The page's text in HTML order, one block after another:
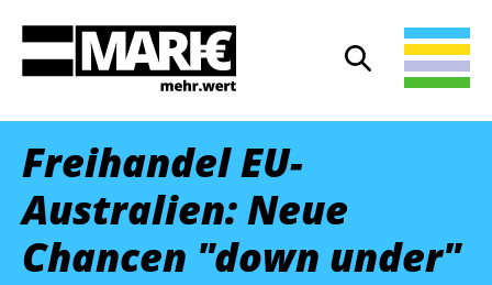
Suche öffnen
Suche
Freihandel EU-
Australien: Neue
Chancen "down under"